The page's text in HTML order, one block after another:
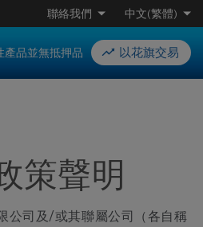
聯絡我們 中文(繁體)
產品並無抵押品 以花旗交易
策聲明
公司及/或其聯屬公司（各自稱